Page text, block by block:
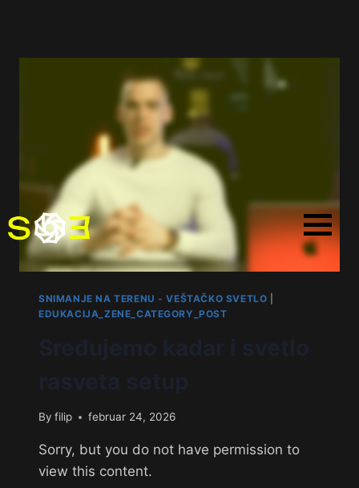
SNIMANJE NA TERENU - VEŠTAČKO SVETLO
EDUKACIJA_ZENE_CATEGORY_POST
By filip februar 24, 2026
Sorry, but you do not have permission to
view this content.